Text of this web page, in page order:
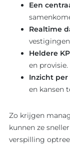
Een
Realtime
Heldere
en provisie.
Inzicht
en kansen
Zo krijgen
kunnen ze
verspilling